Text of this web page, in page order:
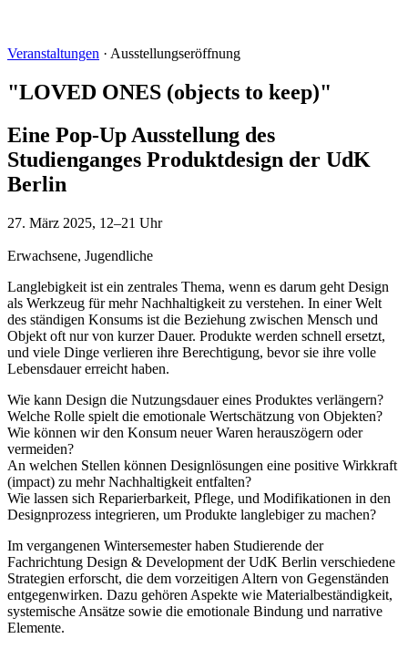
Veranstaltungen · Ausstellungseröffnung
"LOVED ONES (objects to keep)"
Eine Pop-Up Ausstellung des
Studienganges Produktdesign der UdK
Berlin
27. März 2025, 12–21 Uhr
Erwachsene, Jugendliche
Langlebigkeit ist ein zentrales Thema, wenn es darum geht Design
als Werkzeug für mehr Nachhaltigkeit zu verstehen. In einer Welt
des ständigen Konsums ist die Beziehung zwischen Mensch und
Objekt oft nur von kurzer Dauer. Produkte werden schnell ersetzt,
und viele Dinge verlieren ihre Berechtigung, bevor sie ihre volle
Lebensdauer erreicht haben.
Wie kann Design die Nutzungsdauer eines Produktes verlängern?
Welche Rolle spielt die emotionale Wertschätzung von Objekten?
Wie können wir den Konsum neuer Waren herauszögern oder
vermeiden?
An welchen Stellen können Designlösungen eine positive Wirkkraft
(impact) zu mehr Nachhaltigkeit entfalten?
Wie lassen sich Reparierbarkeit, Pflege, und Modifikationen in den
Designprozess integrieren, um Produkte langlebiger zu machen?
Im vergangenen Wintersemester haben Studierende der
Fachrichtung Design & Development der UdK Berlin verschiedene
Strategien erforscht, die dem vorzeitigen Altern von Gegenständen
entgegenwirken. Dazu gehören Aspekte wie Materialbeständigkeit,
systemische Ansätze sowie die emotionale Bindung und narrative
Elemente.